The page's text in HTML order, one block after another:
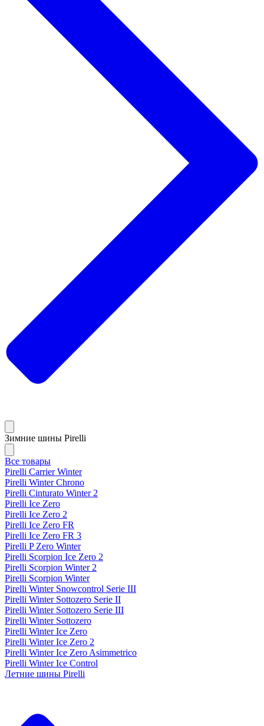
Зимние шины Pirelli
Все товары
Pirelli Carrier Winter
Pirelli Winter Chrono
Pirelli Cinturato Winter 2
Pirelli Ice Zero
Pirelli Ice Zero 2
Pirelli Ice Zero FR
Pirelli Ice Zero FR 3
Pirelli P Zero Winter
Pirelli Scorpion Ice Zero 2
Pirelli Scorpion Winter 2
Pirelli Scorpion Winter
Pirelli Winter Snowcontrol Serie III
Pirelli Winter Sottozero Serie II
Pirelli Winter Sottozero Serie III
Pirelli Winter Sottozero
Pirelli Winter Ice Zero
Pirelli Winter Ice Zero 2
Pirelli Winter Ice Zero Asimmetrico
Pirelli Winter Ice Control
Летние шины Pirelli